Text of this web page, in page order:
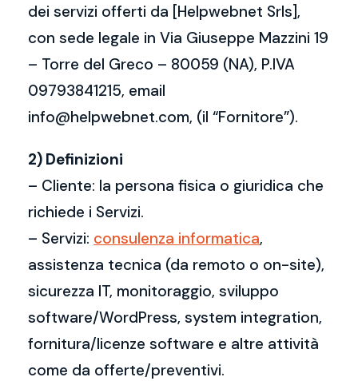
dei servizi offerti da [Helpwebnet Srls],
con sede legale in Via Giuseppe Mazzini 19
– Torre del Greco – 80059 (NA), P.IVA
09793841215, email
info@helpwebnet.com, (il “Fornitore”).
2) Definizioni
– Cliente: la persona fisica o giuridica che
richiede i Servizi.
– Servizi: consulenza informatica,
assistenza tecnica (da remoto o on-site),
sicurezza IT, monitoraggio, sviluppo
software/WordPress, system integration,
fornitura/licenze software e altre attività
come da offerte/preventivi.